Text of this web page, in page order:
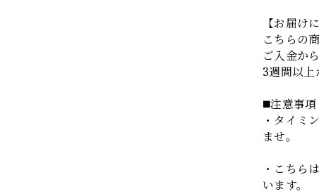
【お届け
こちらの
ご入金か
3週間以上
◼️注意事項
・タイミ
ませ。
・こちら
います。